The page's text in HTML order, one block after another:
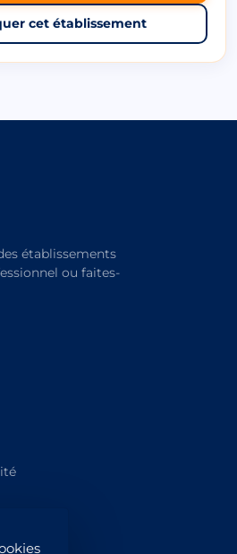
cet établissement
établissements
ou faites-